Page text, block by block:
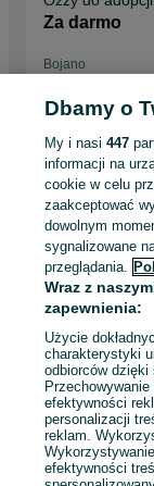
Za darmo
Bojano
Strona główna
Koty do adopcji -
KATEGORIA
ID:1035669925
Dbamy o
My i nasi447
informacji na
cookie w celu
zaakceptować
dowolnym
sygnalizowane
przeglądania.
Wraz z
zapewnienia:
Użycie
charakterystyki
odbiorców
efektywności
personalizacji
reklam.
efektywności